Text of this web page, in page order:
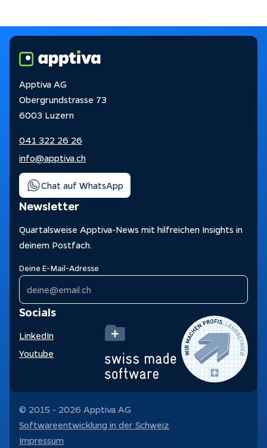
Apptiva AG
Obergrundstrasse 73
6003 Luzern
041 322 26 26
info@apptiva.ch
Chat auf WhatsApp
Newsletter
Quartalsweise Apptiva-News mit hilfreichen Insights in
deinem Postfach.
Deine E-Mail-Adresse
Socials
LinkedIn
Youtube
© 2015 - 2026 Apptiva AG
Softwareentwicklung in der Schweiz
Impressum